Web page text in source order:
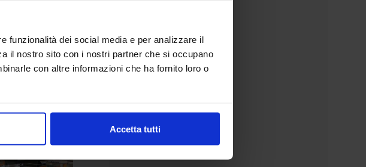
funzionalità dei social media e per analizzare il
il nostro sito con i nostri partner che si occupano
con altre informazioni che ha fornito loro o
Accetta tutti
imprese di
notaio, affitto